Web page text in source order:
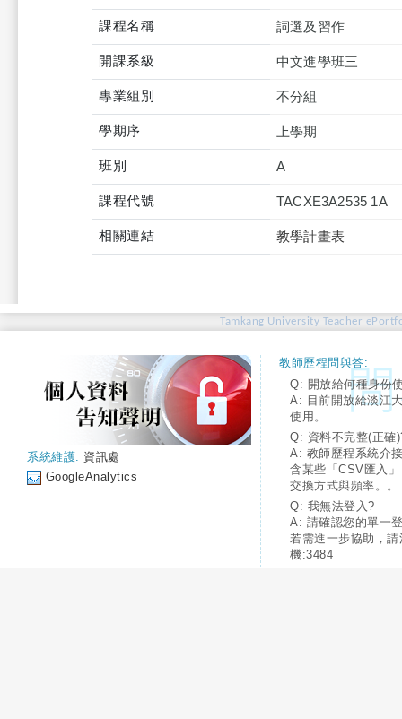
課程名稱 詞選及習作
開課系級 中文進學班三
專業組別 不分組
學期序 上學期
班別 A
課程代號 TACXE3A2535 1A
相關連結 教學計畫表
Tamkang University Teacher
系統維護: 資訊處
GoogleAnalytics
教師歷程問與答:
Q: 開放給何種身份
A: 目前開放給淡江
使用。
Q: 資料不完整(正確
A: 教師歷程系統介
含某些「CSV匯入
交換方式與頻率。。
Q: 我無法登入?
A: 請確認您的單一
若需進一步協助，
機:3484